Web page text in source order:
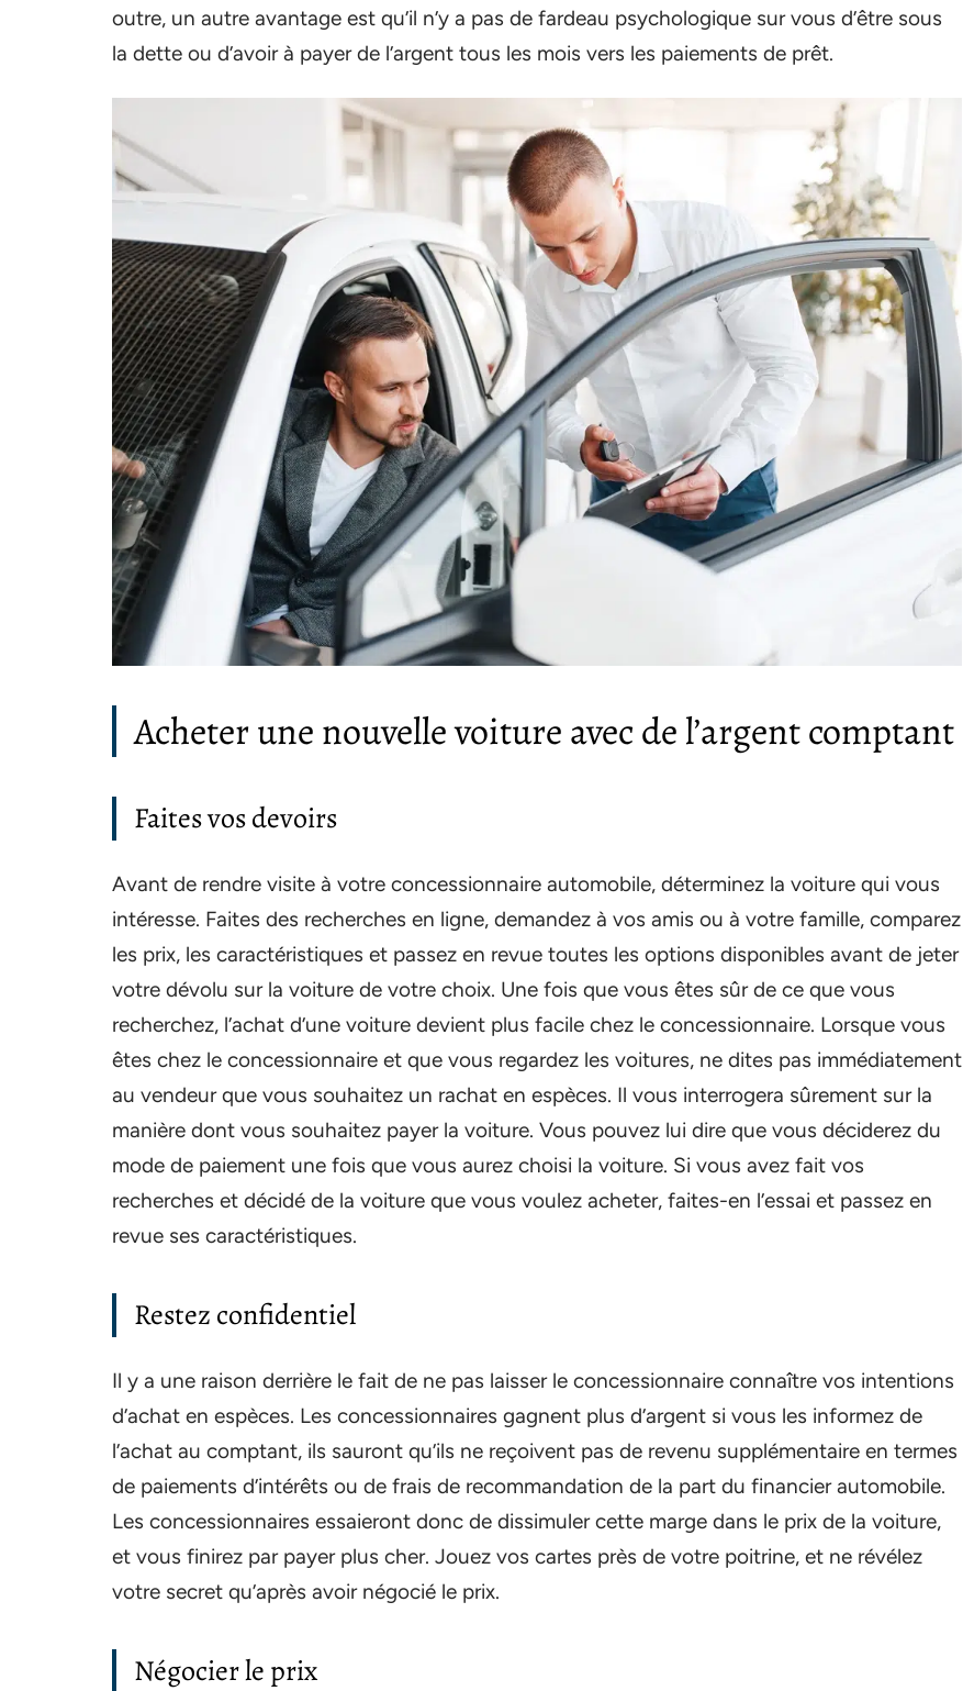
outre, un autre avantage est qu’il n’y a pas de fardeau psychologique sur vous d’être sous
la dette ou d’avoir à payer de l’argent tous les mois vers les paiements de prêt.
Acheter une nouvelle voiture avec de l’argent comptant
Faites vos devoirs
Avant de rendre visite à votre concessionnaire automobile, déterminez la voiture qui vous
intéresse. Faites des recherches en ligne, demandez à vos amis ou à votre famille, comparez
les prix, les caractéristiques et passez en revue toutes les options disponibles avant de jeter
votre dévolu sur la voiture de votre choix. Une fois que vous êtes sûr de ce que vous
recherchez, l’achat d’une voiture devient plus facile chez le concessionnaire. Lorsque vous
êtes chez le concessionnaire et que vous regardez les voitures, ne dites pas immédiatement
au vendeur que vous souhaitez un rachat en espèces. Il vous interrogera sûrement sur la
manière dont vous souhaitez payer la voiture. Vous pouvez lui dire que vous déciderez du
mode de paiement une fois que vous aurez choisi la voiture. Si vous avez fait vos
recherches et décidé de la voiture que vous voulez acheter, faites-en l’essai et passez en
revue ses caractéristiques.
Restez confidentiel
Il y a une raison derrière le fait de ne pas laisser le concessionnaire connaître vos intentions
d’achat en espèces. Les concessionnaires gagnent plus d’argent si vous les informez de
l’achat au comptant, ils sauront qu’ils ne reçoivent pas de revenu supplémentaire en termes
de paiements d’intérêts ou de frais de recommandation de la part du financier automobile.
Les concessionnaires essaieront donc de dissimuler cette marge dans le prix de la voiture,
et vous finirez par payer plus cher. Jouez vos cartes près de votre poitrine, et ne révélez
votre secret qu’après avoir négocié le prix.
Négocier le prix